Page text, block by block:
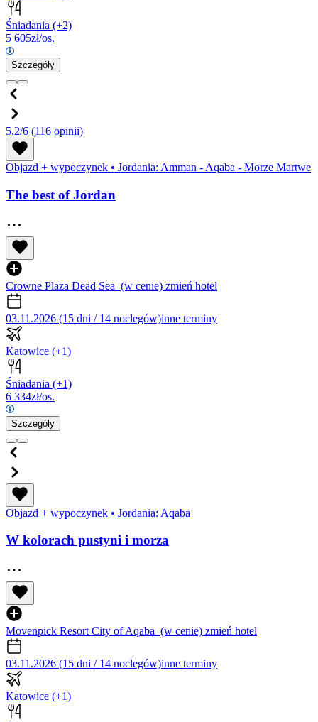
Śniadania (+2)
5 605zł/os.
Szczegóły
5.2/6 (116 opinii)
Objazd + wypoczynek • Jordania: Amman - Aqaba - Morze Martwe
The best of Jordan
Crowne Plaza Dead Sea (w cenie) zmień hotel
03.11.2026 (15 dni / 14 noclegów)inne terminy
Katowice (+1)
Śniadania (+1)
6 334zł/os.
Szczegóły
Objazd + wypoczynek • Jordania: Aqaba
W kolorach pustyni i morza
Movenpick Resort City of Aqaba (w cenie) zmień hotel
03.11.2026 (15 dni / 14 noclegów)inne terminy
Katowice (+1)